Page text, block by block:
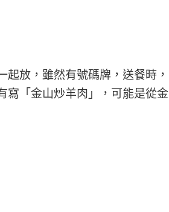
放，雖然有號碼牌，送餐時，
寫「金山炒羊肉」，可能是從金